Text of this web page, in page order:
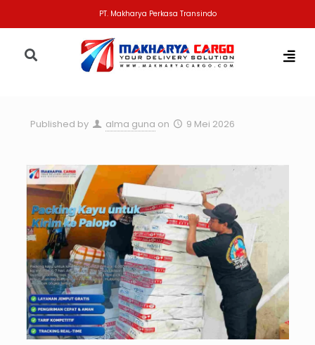
PT. Makharya Perkasa Transindo
Published by alma guna on 9 Mei 2026